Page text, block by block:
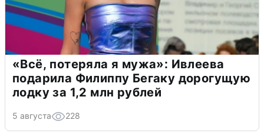
«Всё, потеряла я мужа»: Ивлеева
подарила Филиппу Бегаку дорогущую
лодку за 1,2 млн рублей
5 августа 228